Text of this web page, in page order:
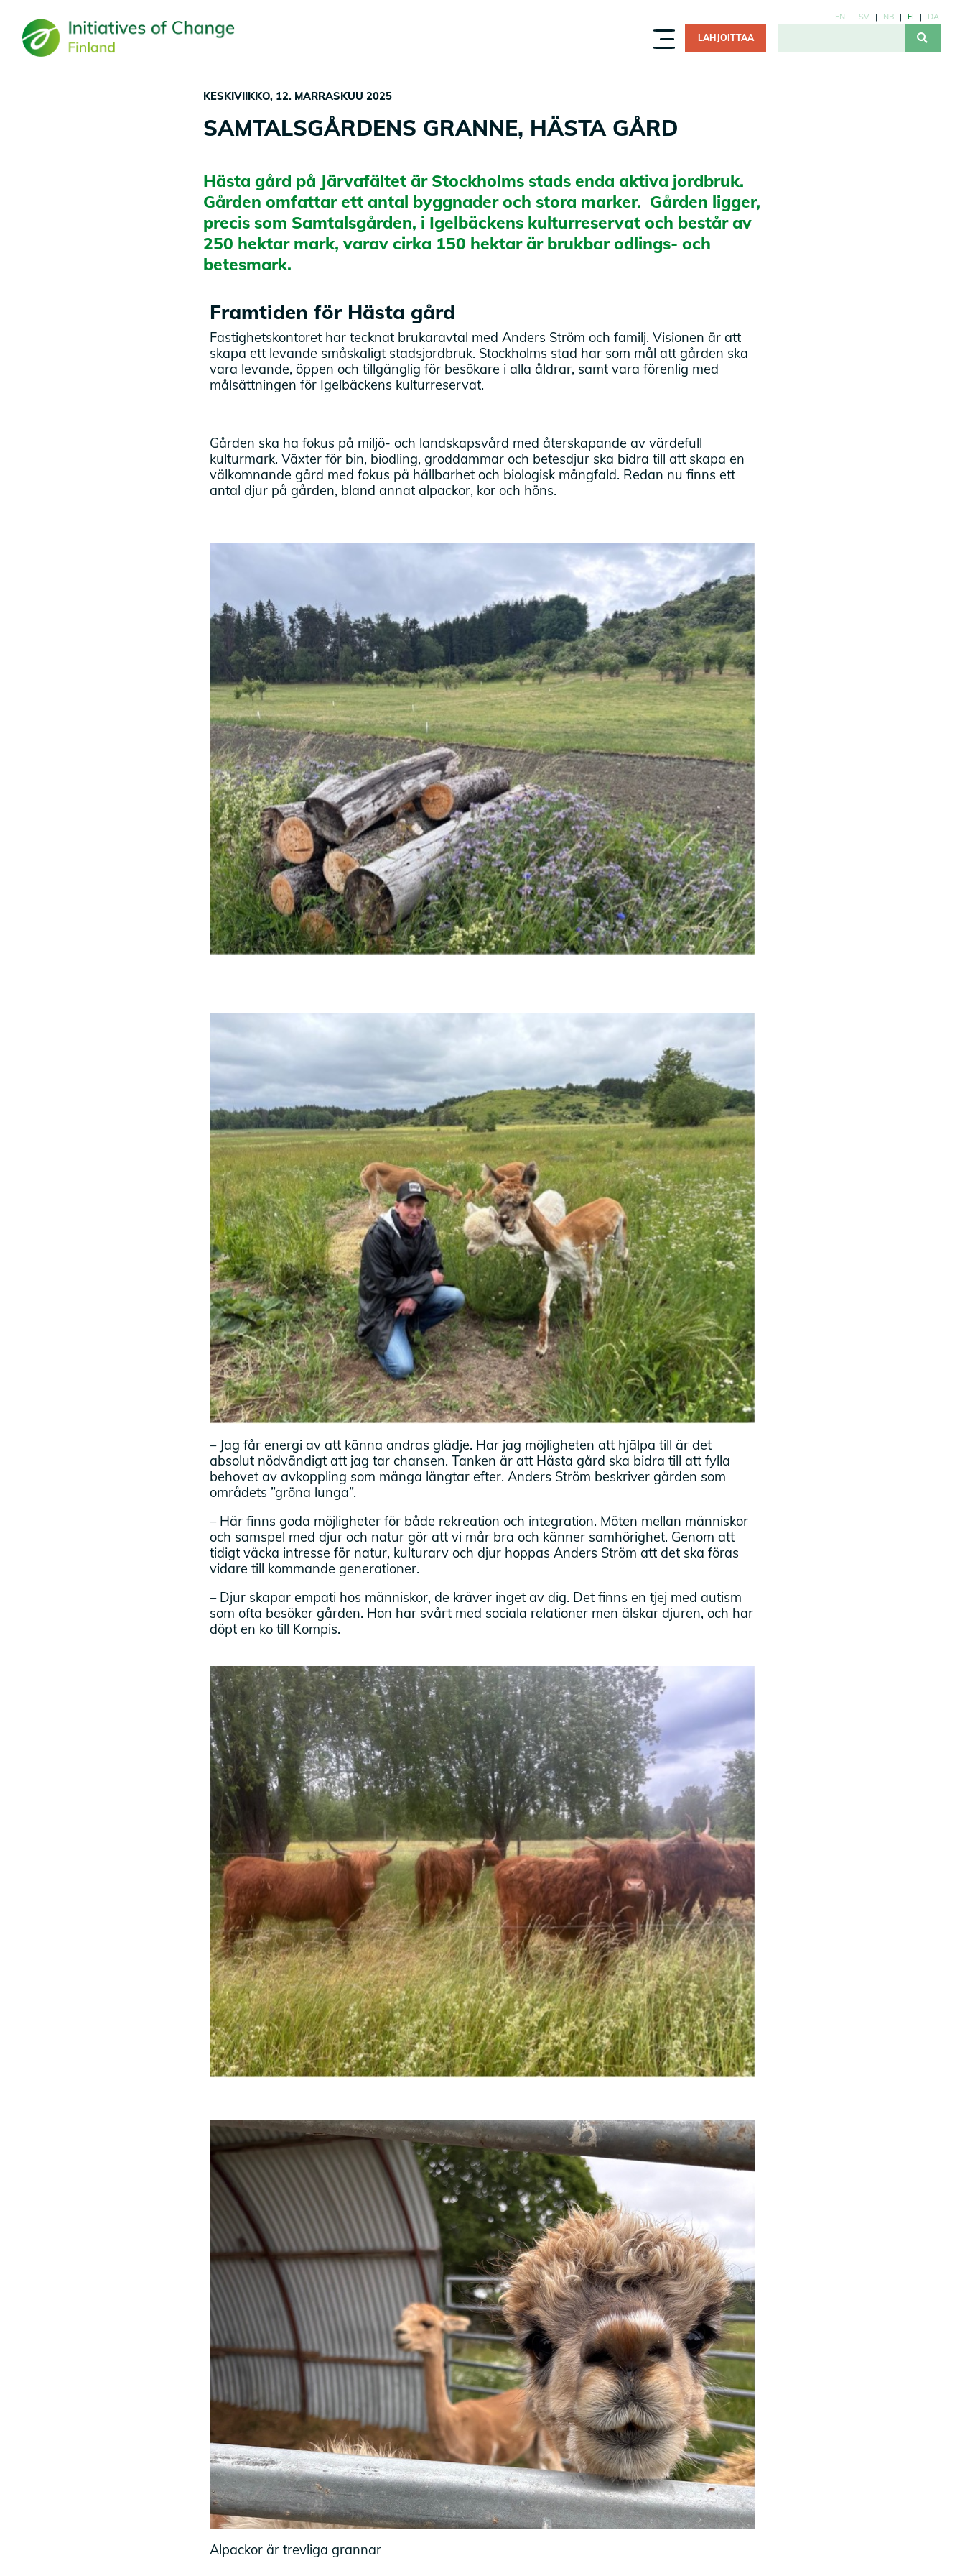
pääsisältöön
KANSAINVÄLINEN
LAHJOITTAA
EN SV NB FI DA
KESKIVIIKKO, 12. MARRASKUU 2025
SAMTALSGÅRDENS GRANNE, HÄSTA GÅRD
Hästa gård på Järvafältet är Stockholms stads enda aktiva jordbruk.
Gården omfattar ett antal byggnader och stora marker. Gården ligger,
precis som Samtalsgården, i Igelbäckens kulturreservat och består av
250 hektar mark, varav cirka 150 hektar är brukbar odlings- och
betesmark.
Framtiden för Hästa gård
Fastighetskontoret har tecknat brukaravtal med Anders Ström och familj. Visionen är att
skapa ett levande småskaligt stadsjordbruk. Stockholms stad har som mål att gården ska
vara levande, öppen och tillgänglig för besökare i alla åldrar, samt vara förenlig med
målsättningen för Igelbäckens kulturreservat.
Gården ska ha fokus på miljö- och landskapsvård med återskapande av värdefull
kulturmark. Växter för bin, biodling, groddammar och betesdjur ska bidra till att skapa en
välkomnande gård med fokus på hållbarhet och biologisk mångfald. Redan nu finns ett
antal djur på gården, bland annat alpackor, kor och höns.
– Jag får energi av att känna andras glädje. Har jag möjligheten att hjälpa till är det
absolut nödvändigt att jag tar chansen. Tanken är att Hästa gård ska bidra till att fylla
behovet av avkoppling som många längtar efter. Anders Ström beskriver gården som
områdets ”gröna lunga”.
– Här finns goda möjligheter för både rekreation och integration. Möten mellan människor
och samspel med djur och natur gör att vi mår bra och känner samhörighet. Genom att
tidigt väcka intresse för natur, kulturarv och djur hoppas Anders Ström att det ska föras
vidare till kommande generationer.
– Djur skapar empati hos människor, de kräver inget av dig. Det finns en tjej med autism
som ofta besöker gården. Hon har svårt med sociala relationer men älskar djuren, och har
döpt en ko till Kompis.
Alpackor är trevliga grannar